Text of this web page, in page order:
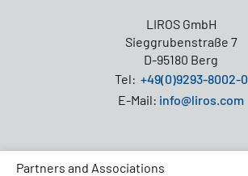
LIROS GmbH
Sieggrubenstraße 7
D-95180 Berg
Tel: +49(0)9293-8002-0
E-Mail: info@liros.com
Partners and Associations